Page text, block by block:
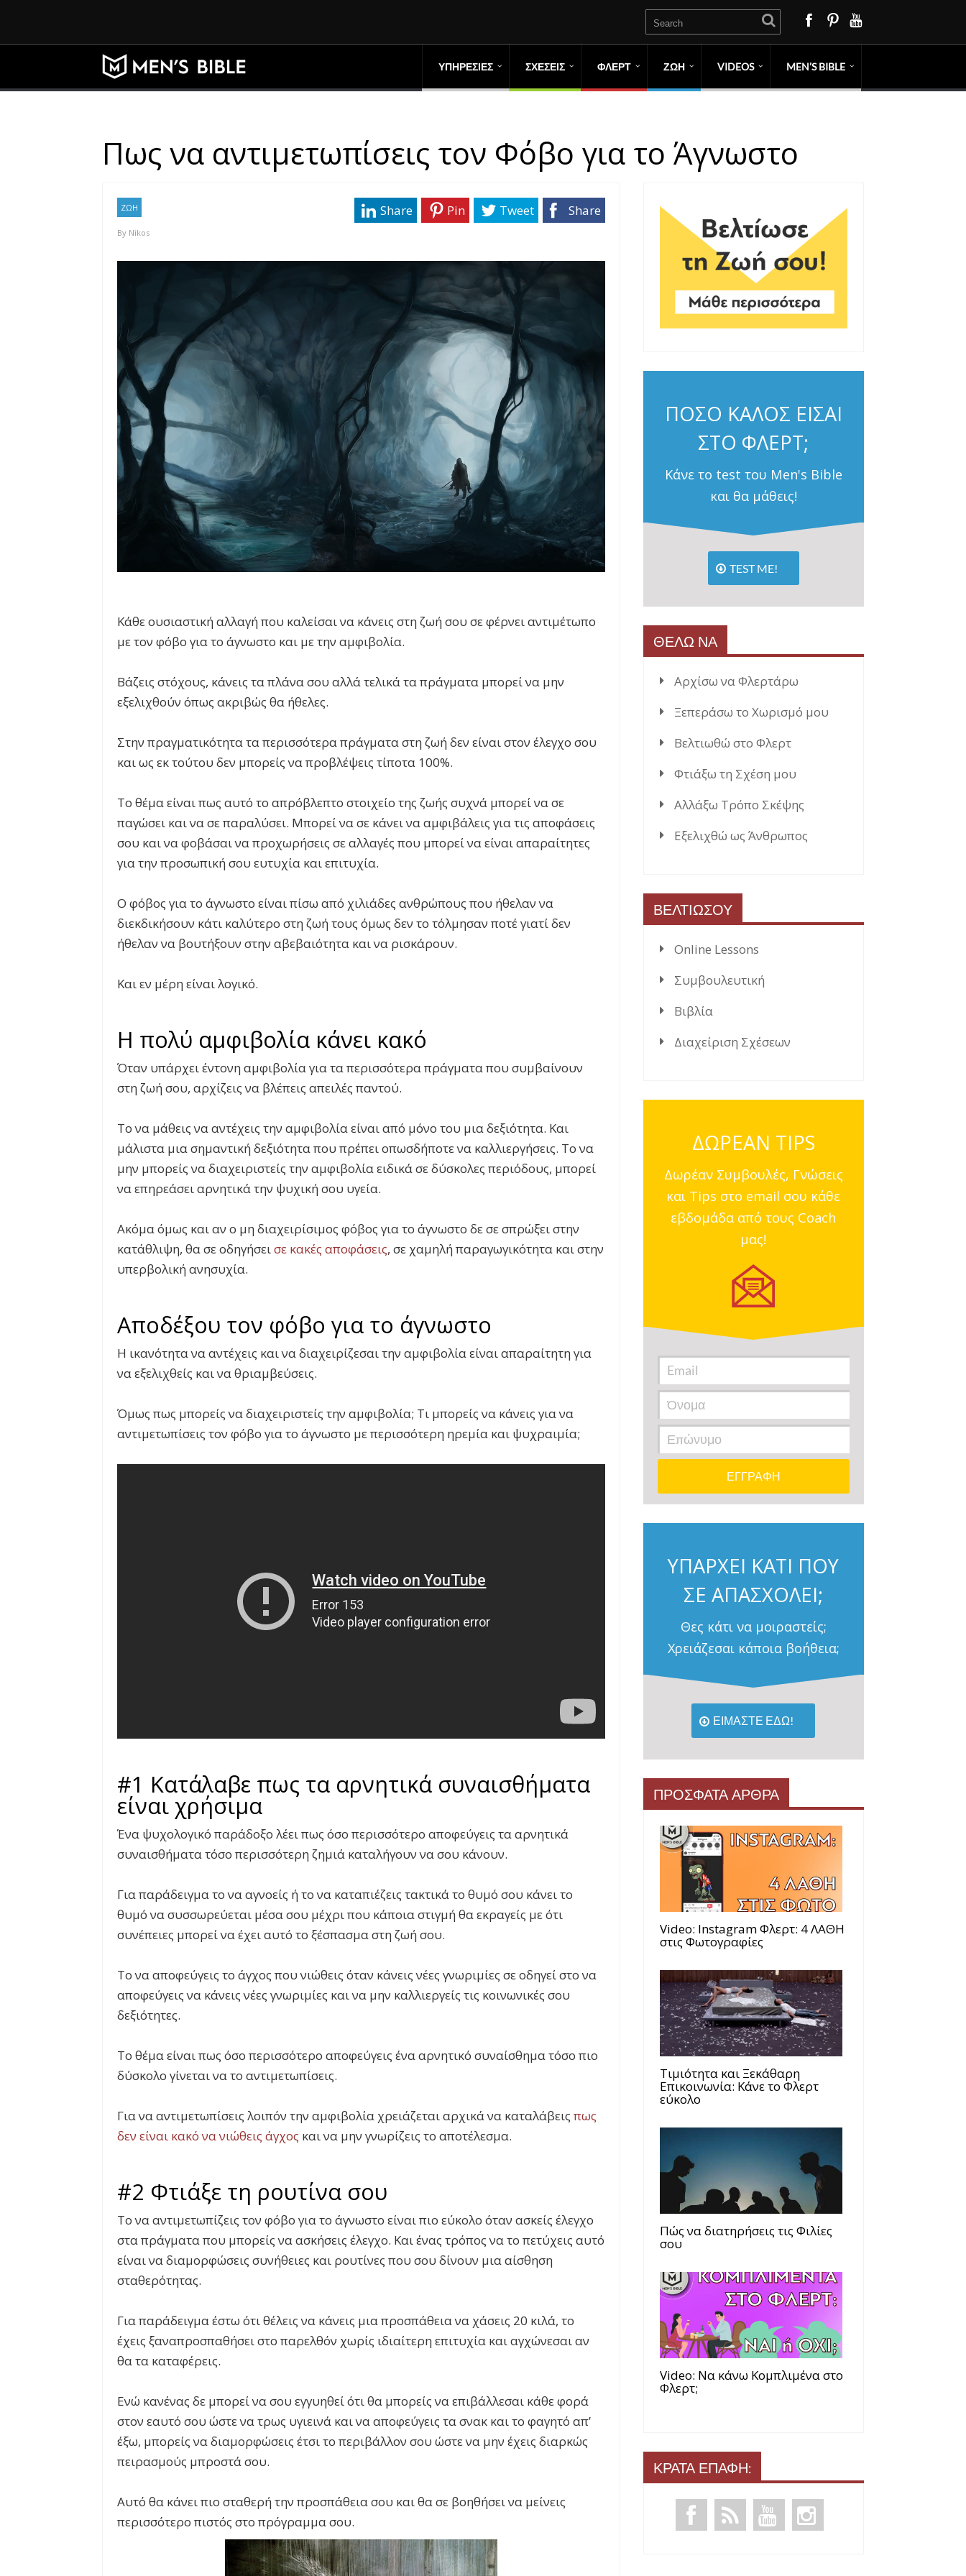
ΥΠΗΡΕΣΙΕΣ ΣΧΕΣΕΙΣ ΦΛΕΡΤ ΖΩΗ VIDEOS MEN’S BIBLE
Πως να αντιμετωπίσεις τον Φόβο για το Άγνωστο
ΖΩΗ
By Nikos
Share
Tweet
Pin
Share
Κάθε ουσιαστική αλλαγή που καλείσαι να κάνεις στη ζωή σου σε φέρνει αντιμέτωπο
με τον φόβο για το άγνωστο και με την αμφιβολία.
Βάζεις στόχους, κάνεις τα πλάνα σου αλλά τελικά τα πράγματα μπορεί να μην
εξελιχθούν όπως ακριβώς θα ήθελες.
Στην πραγματικότητα τα περισσότερα πράγματα στη ζωή δεν είναι στον έλεγχο σου
και ως εκ τούτου δεν μπορείς να προβλέψεις τίποτα 100%.
Το θέμα είναι πως αυτό το απρόβλεπτο στοιχείο της ζωής συχνά μπορεί να σε
παγώσει και να σε παραλύσει. Μπορεί να σε κάνει να αμφιβάλεις για τις αποφάσεις
σου και να φοβάσαι να προχωρήσεις σε αλλαγές που μπορεί να είναι απαραίτητες
για την προσωπική σου ευτυχία και επιτυχία.
Ο φόβος για το άγνωστο είναι πίσω από χιλιάδες ανθρώπους που ήθελαν να
διεκδικήσουν κάτι καλύτερο στη ζωή τους όμως δεν το τόλμησαν ποτέ γιατί δεν
ήθελαν να βουτήξουν στην αβεβαιότητα και να ρισκάρουν.
Και εν μέρη είναι λογικό.
Η πολύ αμφιβολία κάνει κακό
Όταν υπάρχει έντονη αμφιβολία για τα περισσότερα πράγματα που συμβαίνουν
στη ζωή σου, αρχίζεις να βλέπεις απειλές παντού.
Το να μάθεις να αντέχεις την αμφιβολία είναι από μόνο του μια δεξιότητα. Και
μάλιστα μια σημαντική δεξιότητα που πρέπει οπωσδήποτε να καλλιεργήσεις. Το να
μην μπορείς να διαχειριστείς την αμφιβολία ειδικά σε δύσκολες περιόδους, μπορεί
να επηρεάσει αρνητικά την ψυχική σου υγεία.
Ακόμα όμως και αν ο μη διαχειρίσιμος φόβος για το άγνωστο δε σε σπρώξει στην
κατάθλιψη, θα σε οδηγήσεισε κακές αποφάσεις, σε χαμηλή παραγωγικότητα και στην
υπερβολική ανησυχία.
Αποδέξου τον φόβο για το άγνωστο
Η ικανότητα να αντέχεις και να διαχειρίζεσαι την αμφιβολία είναι απαραίτητη για
να εξελιχθείς και να θριαμβεύσεις.
Όμως πως μπορείς να διαχειριστείς την αμφιβολία; Τι μπορείς να κάνεις για να
αντιμετωπίσεις τον φόβο για το άγνωστο με περισσότερη ηρεμία και ψυχραιμία;
#1 Κατάλαβε πως τα αρνητικά συναισθήματα
είναι χρήσιμα
Ένα ψυχολογικό παράδοξο λέει πως όσο περισσότερο αποφεύγεις τα αρνητικά
συναισθήματα τόσο περισσότερη ζημιά καταλήγουν να σου κάνουν.
Για παράδειγμα το να αγνοείς ή το να καταπιέζεις τακτικά το θυμό σου κάνει το
θυμό να συσσωρεύεται μέσα σου μέχρι που κάποια στιγμή θα εκραγείς με ότι
συνέπειες μπορεί να έχει αυτό το ξέσπασμα στη ζωή σου.
Το να αποφεύγεις το άγχος που νιώθεις όταν κάνεις νέες γνωριμίες σε οδηγεί στο να
αποφεύγεις να κάνεις νέες γνωριμίες και να μην καλλιεργείς τις κοινωνικές σου
δεξιότητες.
Το θέμα είναι πως όσο περισσότερο αποφεύγεις ένα αρνητικό συναίσθημα τόσο πιο
δύσκολο γίνεται να το αντιμετωπίσεις.
Για να αντιμετωπίσεις λοιπόν την αμφιβολία χρειάζεται αρχικά να καταλάβεις πως
δεν είναι κακό να νιώθεις άγχος και να μην γνωρίζεις το αποτέλεσμα.
#2 Φτιάξε τη ρουτίνα σου
Το να αντιμετωπίζεις τον φόβο για το άγνωστο είναι πιο εύκολο όταν ασκείς έλεγχο
στα πράγματα που μπορείς να ασκήσεις έλεγχο. Και ένας τρόπος να το πετύχεις αυτό
είναι να διαμορφώσεις συνήθειες και ρουτίνες που σου δίνουν μια αίσθηση
σταθερότητας.
Για παράδειγμα έστω ότι θέλεις να κάνεις μια προσπάθεια να χάσεις 20 κιλά, το
έχεις ξαναπροσπαθήσει στο παρελθόν χωρίς ιδιαίτερη επιτυχία και αγχώνεσαι αν
θα τα καταφέρεις.
Ενώ κανένας δε μπορεί να σου εγγυηθεί ότι θα μπορείς να επιβάλλεσαι κάθε φορά
στον εαυτό σου ώστε να τρως υγιεινά και να αποφεύγεις τα σνακ και το φαγητό απ’
έξω, μπορείς να διαμορφώσεις έτσι το περιβάλλον σου ώστε να μην έχεις διαρκώς
πειρασμούς μπροστά σου.
Αυτό θα κάνει πιο σταθερή την προσπάθεια σου και θα σε βοηθήσει να μείνεις
περισσότερο πιστός στο πρόγραμμα σου.
ΠΟΣΟ ΚΑΛΟΣ ΕΙΣΑΙ
ΣΤΟ ΦΛΕΡΤ;
Κάνε το test του Men's Bible
και θα μάθεις!
TEST ME!
ΘΕΛΩ ΝΑ
Αρχίσω να Φλερτάρω
Ξεπεράσω το Χωρισμό μου
Βελτιωθώ στο Φλερτ
Φτιάξω τη Σχέση μου
Αλλάξω Τρόπο Σκέψης
Εξελιχθώ ως Άνθρωπος
ΒΕΛΤΙΩΣΟΥ
Online Lessons
Συμβουλευτική
Βιβλία
Διαχείριση Σχέσεων
ΔΩΡΕΑΝ TIPS
Δωρέαν Συμβουλές, Γνώσεις
και Tips στο email σου κάθε
εβδομάδα από τους Coach
μας!
ΥΠΑΡΧΕΙ ΚΑΤΙ ΠΟΥ
ΣΕ ΑΠΑΣΧΟΛΕΙ;
Θες κάτι να μοιραστείς;
Χρειάζεσαι κάποια βοήθεια;
ΕΙΜΑΣΤΕ ΕΔΩ!
ΠΡΟΣΦΑΤΑ ΑΡΘΡΑ
Video: Instagram Φλερτ: 4 ΛΑΘΗ
στις Φωτογραφίες
Τιμιότητα και Ξεκάθαρη
Επικοινωνία: Κάνε το Φλερτ
εύκολο
Πώς να διατηρήσεις τις Φιλίες
σου
Video: Να κάνω Κομπλιμένα στο
Φλερτ;
ΚΡΑΤΑ ΕΠΑΦΗ: